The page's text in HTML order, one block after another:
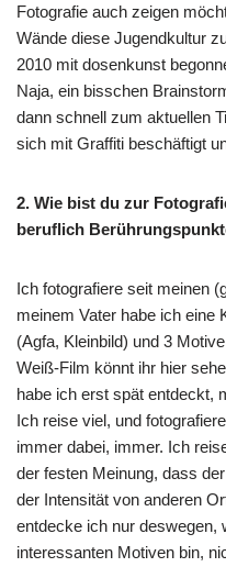
Fotografie auch zeigen
Wände diese Jugendkultur
2010 mit dosenkunst
Naja, ein bisschen
dann schnell zum aktuellen
sich mit Graffiti beschäftigt
2. Wie bist du zur
beruflich
Ich fotografiere seit meinen
meinem Vater habe ich eine
(Agfa, Kleinbild) und 3
Weiß-Film könnt ihr hier
habe ich erst spät entdeckt,
Ich reise viel, und
immer dabei, immer. Ich
der festen Meinung, dass
der Intensität von anderen
entdecke ich nur deswegen,
interessanten Motiven bin,